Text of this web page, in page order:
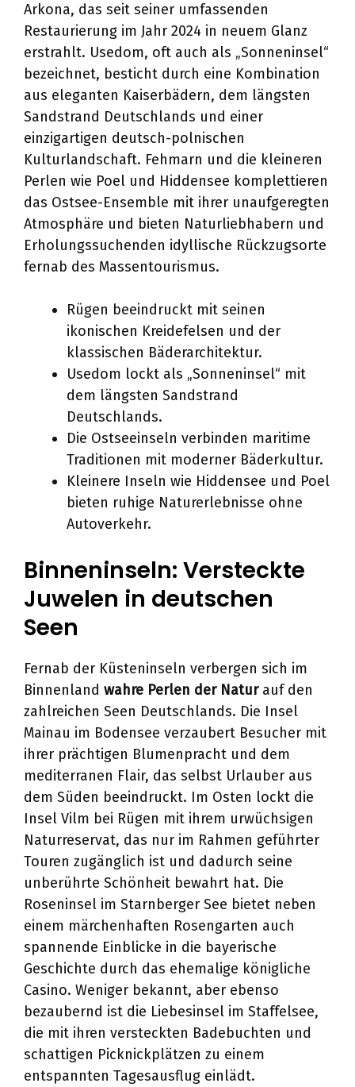
Arkona, das seit seiner umfassenden
Restaurierung im Jahr 2024 in neuem Glanz
erstrahlt. Usedom, oft auch als „Sonneninsel“
bezeichnet, besticht durch eine Kombination
aus eleganten Kaiserbädern, dem längsten
Sandstrand Deutschlands und einer
einzigartigen deutsch-polnischen
Kulturlandschaft. Fehmarn und die kleineren
Perlen wie Poel und Hiddensee komplettieren
das Ostsee-Ensemble mit ihrer unaufgeregten
Atmosphäre und bieten Naturliebhabern und
Erholungssuchenden idyllische Rückzugsorte
fernab des Massentourismus.
Rügen beeindruckt mit seinen
ikonischen Kreidefelsen und der
klassischen Bäderarchitektur.
Usedom lockt als „Sonneninsel“ mit
dem längsten Sandstrand
Deutschlands.
Die Ostseeinseln verbinden maritime
Traditionen mit moderner Bäderkultur.
Kleinere Inseln wie Hiddensee und Poel
bieten ruhige Naturerlebnisse ohne
Autoverkehr.
Binneninseln: Versteckte
Juwelen in deutschen
Seen
Fernab der Küsteninseln verbergen sich im
Binnenland wahre Perlen der Naturauf den
zahlreichen Seen Deutschlands. Die Insel
Mainau im Bodensee verzaubert Besucher mit
ihrer prächtigen Blumenpracht und dem
mediterranen Flair, das selbst Urlauber aus
dem Süden beeindruckt. Im Osten lockt die
Insel Vilm bei Rügen mit ihrem urwüchsigen
Naturreservat, das nur im Rahmen geführter
Touren zugänglich ist und dadurch seine
unberührte Schönheit bewahrt hat. Die
Roseninsel im Starnberger See bietet neben
einem märchenhaften Rosengarten auch
spannende Einblicke in die bayerische
Geschichte durch das ehemalige königliche
Casino. Weniger bekannt, aber ebenso
bezaubernd ist die Liebesinsel im Staffelsee,
die mit ihren versteckten Badebuchten und
schattigen Picknickplätzen zu einem
entspannten Tagesausflug einlädt.